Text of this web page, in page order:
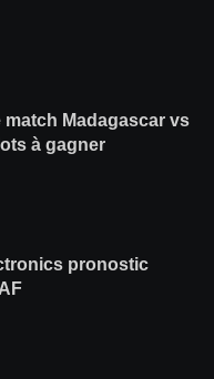
Madagascar vs
à gagner
pronostic